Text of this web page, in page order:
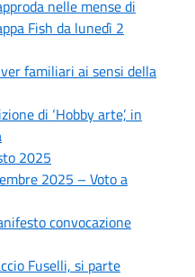
nelle mense di
Fish da lunedì 2
familiari ai sensi della
di ‘Hobby arte’, in
2025
2025 – Voto a
convocazione
Fuselli, si parte